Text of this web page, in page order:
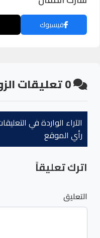
فيسبوك
0تعليقات
الآراء الواردة في
رأي الموقع
اترك تعليقاً
التعليق